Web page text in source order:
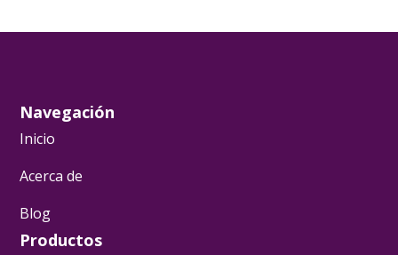
Navegación
Inicio
Acerca de
Blog
Productos